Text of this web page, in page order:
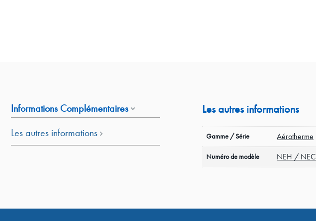
Informations Complémentaires
Les autres informations
Les autres informations
Gamme / Série Aérotherme
Numéro de modèle NEH /